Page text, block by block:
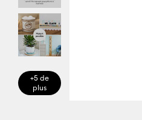
+5 de
plus